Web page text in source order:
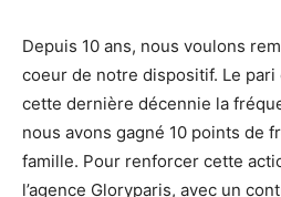
Depuis 10 ans, nous voulons
coeur de notre dispositif. Le
cette dernière décennie la
nous avons gagné 10 points de
famille. Pour renforcer cette
l’agence Gloryparis, avec un